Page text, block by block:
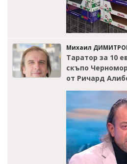
Михаил
Таратор за 10
скъпо
от Ричард